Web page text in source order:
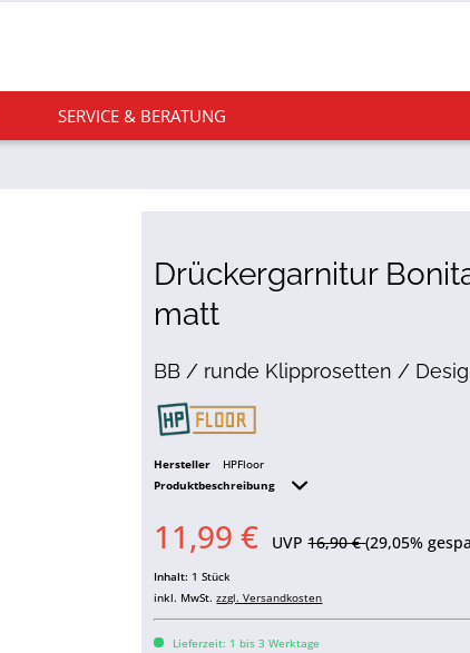
SERVICE & BERATUNG
Drückergarnitur
matt
BB / runde Klipprosetten /
Hersteller
HPFloor
Produktbeschreibung
11,99 € UVP16,90 €(29,05%
Inhalt: 1 Stück
inkl. MwSt.zzgl. Versandkosten
Lieferzeit: 1 bis 3 Werktage